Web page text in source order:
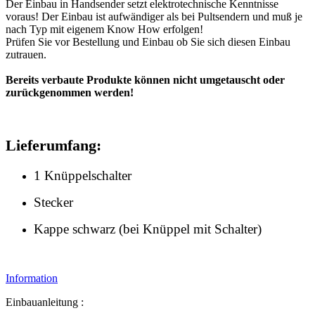
Der Einbau in Handsender setzt elektrotechnische Kenntnisse
voraus! Der Einbau ist aufwändiger als bei Pultsendern und muß je
nach Typ mit eigenem Know How erfolgen!
Prüfen Sie vor Bestellung und Einbau ob Sie sich diesen Einbau
zutrauen.
Bereits verbaute Produkte können nicht umgetauscht oder
zurückgenommen werden!
Lieferumfang:
1 Knüppelschalter
Stecker
Kappe schwarz (bei Knüppel mit Schalter)
Information
Einbauanleitung :